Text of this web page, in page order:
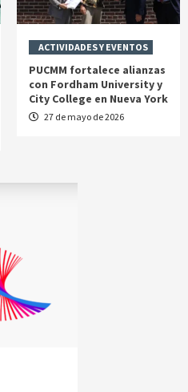
ACTIVIDADES Y EVENTOS
PUCMM fortalece alianzas
con Fordham University y
City College en Nueva York
27 de mayo de 2026